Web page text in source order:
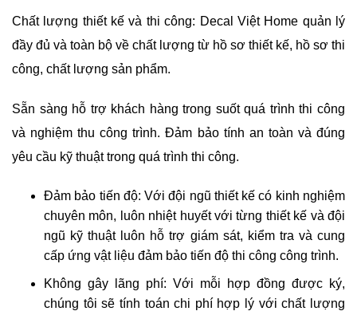
Chất lượng thiết kế và thi công: Decal Việt Home quản lý
đầy đủ và toàn bộ về chất lượng từ hồ sơ thiết kế, hồ sơ thi
công, chất lượng sản phẩm.
Sẵn sàng hỗ trợ khách hàng trong suốt quá trình thi công
và nghiệm thu công trình. Đảm bảo tính an toàn và đúng
yêu cầu kỹ thuật trong quá trình thi công.
Đảm bảo tiến độ: Với đội ngũ thiết kế có kinh nghiệm
chuyên môn, luôn nhiệt huyết với từng thiết kế và đội
ngũ kỹ thuật luôn hỗ trợ giám sát, kiểm tra và cung
cấp ứng vật liệu đảm bảo tiến độ thi công công trình.
Không gây lãng phí: Với mỗi hợp đồng được ký,
chúng tôi sẽ tính toán chi phí hợp lý với chất lượng